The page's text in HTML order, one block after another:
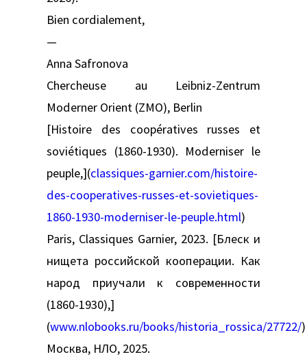
Bien cordialement,
—
Anna Safronova
Chercheuse au Leibniz-Zentrum
Moderner Orient (ZMO), Berlin
[Histoire des coopératives russes et
soviétiques (1860-1930). Moderniser le
peuple,](classiques-garnier.com/histoire-
des-cooperatives-russes-et-sovietiques-
1860-1930-moderniser-le-peuple.html)
Paris, Classiques Garnier, 2023. [Блеск и
нищета российской кооперации. Как
народ приучали к современности
(1860-1930),]
(www.nlobooks.ru/books/historia_rossica/27722/)
Москва, НЛО, 2025.